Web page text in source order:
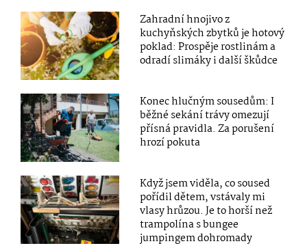
Zahradní hnojivo z
kuchyňských zbytků je hotový
poklad: Prospěje rostlinám a
odradí slimáky i další škůdce
Konec hlučným sousedům: I
běžné sekání trávy omezují
přísná pravidla. Za porušení
hrozí pokuta
Když jsem viděla, co soused
pořídil dětem, vstávaly mi
vlasy hrůzou. Je to horší než
trampolína s bungee
jumpingem dohromady